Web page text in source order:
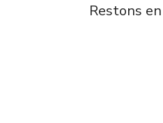
Restons